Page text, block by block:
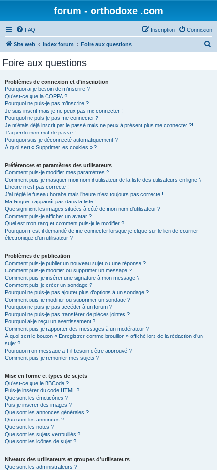
forum - orthodoxe .com
FAQ Connexion
Inscription
Site web Index forum Foire aux questions
Foire aux questions
Problèmes de connexion et d’inscription
Pourquoi ai-je besoin de m’inscrire ?
Qu’est-ce que la COPPA ?
Pourquoi ne puis-je pas m’inscrire ?
Je suis inscrit mais je ne peux pas me connecter !
Pourquoi ne puis-je pas me connecter ?
Je m’étais déjà inscrit par le passé mais ne peux à présent plus me connecter ?!
J’ai perdu mon mot de passe !
Pourquoi suis-je déconnecté automatiquement ?
À quoi sert « Supprimer les cookies » ?
Préférences et paramètres des utilisateurs
Comment puis-je modifier mes paramètres ?
Comment puis-je masquer mon nom d’utilisateur de la liste des utilisateurs en ligne ?
L’heure n’est pas correcte !
J’ai réglé le fuseau horaire mais l’heure n’est toujours pas correcte !
Ma langue n’apparaît pas dans la liste !
Que signifient les images situées à côté de mon nom d’utilisateur ?
Comment puis-je afficher un avatar ?
Quel est mon rang et comment puis-je le modifier ?
Pourquoi m’est-il demandé de me connecter lorsque je clique sur le lien de courrier
électronique d’un utilisateur ?
Problèmes de publication
Comment puis-je publier un nouveau sujet ou une réponse ?
Comment puis-je modifier ou supprimer un message ?
Comment puis-je insérer une signature à mon message ?
Comment puis-je créer un sondage ?
Pourquoi ne puis-je pas ajouter plus d’options à un sondage ?
Comment puis-je modifier ou supprimer un sondage ?
Pourquoi ne puis-je pas accéder à un forum ?
Pourquoi ne puis-je pas transférer de pièces jointes ?
Pourquoi ai-je reçu un avertissement ?
Comment puis-je rapporter des messages à un modérateur ?
À quoi sert le bouton « Enregistrer comme brouillon » affiché lors de la rédaction d’un
sujet ?
Pourquoi mon message a-t-il besoin d’être approuvé ?
Comment puis-je remonter mes sujets ?
Mise en forme et types de sujets
Qu’est-ce que le BBCode ?
Puis-je insérer du code HTML ?
Que sont les émoticônes ?
Puis-je insérer des images ?
Que sont les annonces générales ?
Que sont les annonces ?
Que sont les notes ?
Que sont les sujets verrouillés ?
Que sont les icônes de sujet ?
Niveaux des utilisateurs et groupes d’utilisateurs
Que sont les administrateurs ?